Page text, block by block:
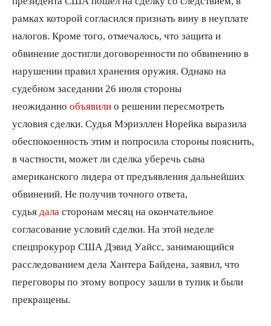
рамках которой согласился признать вину в неуплате
налогов. Кроме того, отмечалось, что защита и
обвинение достигли договоренности по обвинению в
нарушении правил хранения оружия. Однако на
судебном заседании 26 июля стороны
неожиданно объявили о решении пересмотреть
условия сделки. Судья Мэриэллен Норейка выразила
обеспокоенность этим и попросила стороны пояснить,
в частности, может ли сделка уберечь сына
американского лидера от предъявления дальнейших
обвинений. Не получив точного ответа,
судья дала сторонам месяц на окончательное
согласование условий сделки. На этой неделе
спецпрокурор США Дэвид Уайсс, занимающийся
расследованием дела Хантера Байдена, заявил, что
переговоры по этому вопросу зашли в тупик и были
прекращены.